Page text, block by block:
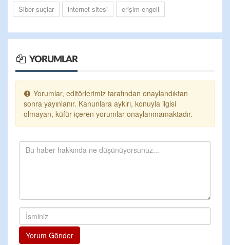
Siber suçlar internet sitesi erişim engeli
YORUMLAR
Yorumlar, editörlerimiz tarafından onaylandıktan
sonra yayınlanır. Kanunlara aykırı, konuyla ilgisi
olmayan, küfür içeren yorumlar onaylanmamaktadır.
Yorum Gönder